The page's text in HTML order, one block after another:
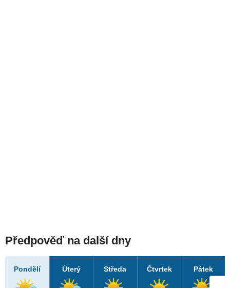
Předpověď na další dny
Pondělí Úterý Středa Čtvrtek Pátek